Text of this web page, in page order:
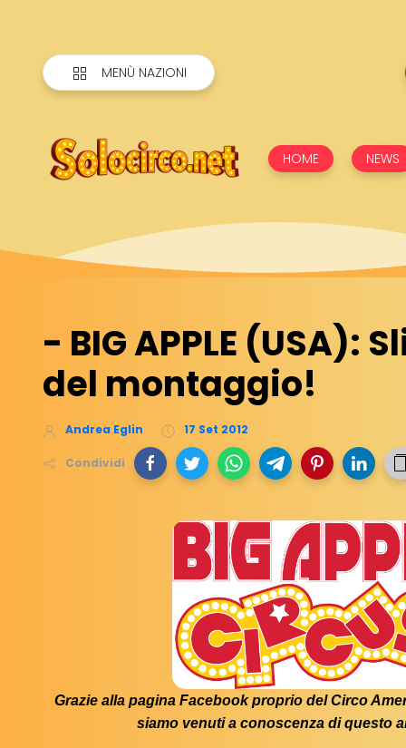
MENÙ NAZIONI
HOME NEWS
- BIG APPLE (USA):
del montaggio!
Andrea Eglin 17 Set 2012
Condividi
Grazie alla pagina Facebook proprio del Circo
siamo venuti a conoscenza di questo